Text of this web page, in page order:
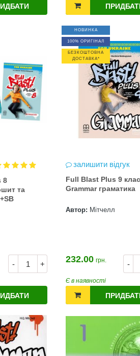
8
та
- +
НОВИНКА
100% ОРИГІНАЛ
БЕЗКОШТОВНА
ДОСТАВКА*
залишити відгук
Full Blast Plus 9 клас
Grammar граматика
Автор: Мітчелл
-
232.00 грн.
Є в наявності